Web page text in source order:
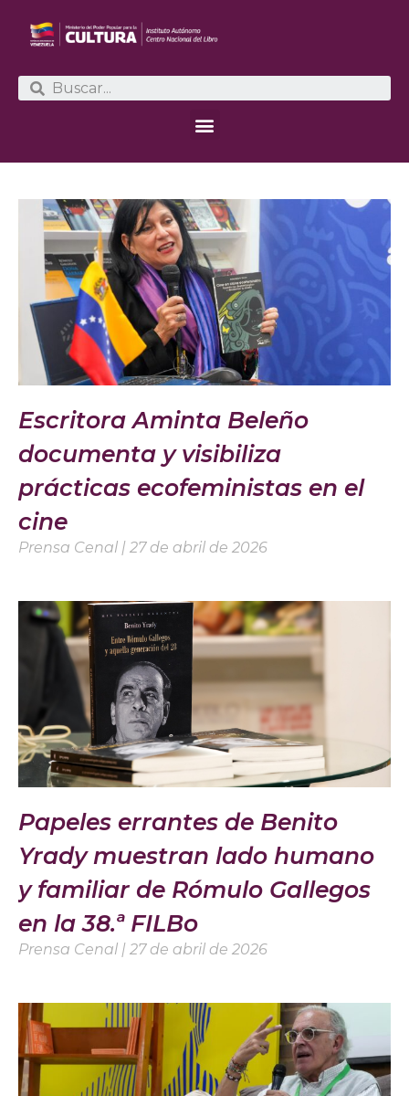
Escritora Aminta Beleño
documenta y visibiliza
prácticas ecofeministas en el
cine
Prensa Cenal 27 de abril de 2026
Papeles errantes de Benito
Yrady muestran lado humano
y familiar de Rómulo Gallegos
en la 38.ª FILBo
Prensa Cenal 27 de abril de 2026